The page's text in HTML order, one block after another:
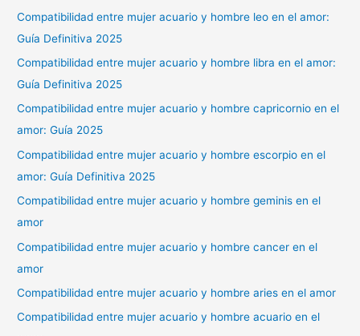
Compatibilidad entre mujer acuario y hombre leo en el amor:
Guía Definitiva 2025
Compatibilidad entre mujer acuario y hombre libra en el amor:
Guía Definitiva 2025
Compatibilidad entre mujer acuario y hombre capricornio en el
amor: Guía 2025
Compatibilidad entre mujer acuario y hombre escorpio en el
amor: Guía Definitiva 2025
Compatibilidad entre mujer acuario y hombre geminis en el
amor
Compatibilidad entre mujer acuario y hombre cancer en el
amor
Compatibilidad entre mujer acuario y hombre aries en el amor
Compatibilidad entre mujer acuario y hombre acuario en el